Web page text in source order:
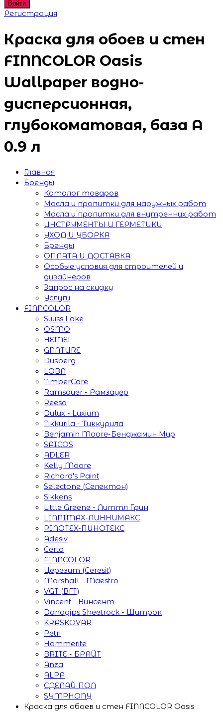
Войти
Регистрация
Краска для обоев и стен
FINNCOLOR Oasis
Wallpaper водно-
дисперсионная,
глубокоматовая, база А
0.9 л
Главная
Бренды
Каталог товаров
Масла и пропитки для наружных работ
Масла и пропитки для внутренних работ
ИНСТРУМЕНТЫ И ГЕРМЕТИКИ
УХОД И УБОРКА
Бренды
ОПЛАТА И ДОСТАВКА
Особые условия для строителей и
дизайнеров
Запрос на скидку
Услуги
FINNCOLOR
Swiss Lake
OSMO
HEMEL
GNATURE
Dusberg
LOBA
TimberCare
Ramsauer - Рамзауер
Reesa
Dulux - Luxium
Tikkurila - Тиккурила
Benjamin Moore-Бенджамин Мур
SAICOS
ADLER
Kelly Moore
Richard's Paint
Selectone (Селектон)
Sikkens
Little Greene - Литтл Грин
LINNIMAX-ЛИННИМАКС
PINOTEX-ПИНОТЕКС
Adesiv
Certa
FINNCOLOR
Церезит (Ceresit)
Marshall - Maestro
VGT (ВГТ)
Vincent - Винсент
Danogips Sheetrock - Шитрок
KRASKOVAR
Petri
Hammerite
BRITE - БРАЙТ
Anza
ALPA
СДЕЛАЙ ПОЛ
SYMPHONY
Краска для обоев и стен FINNCOLOR Oasis